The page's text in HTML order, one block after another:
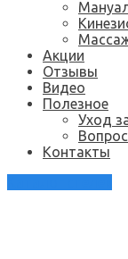
Акции
Отзывы
Видео
Полезное
Уход
Контакты